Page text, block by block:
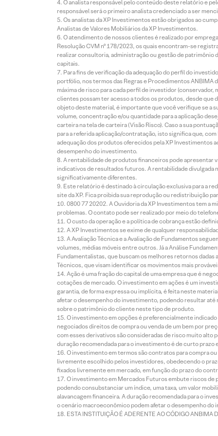
O analista responsável pelo conteúdo deste relatório e
responsável será o primeiro analista credenciado a ser
Os analistas da XP Investimentos estão obrigados ao
Analistas de Valores Mobiliários da XP Investimentos.
O atendimento de nossos clientes é realizado por
Resolução CVM nº 178/2023, os quais encontram-se
realizar consultoria, administração ou gestão de patrimônio
capitais.
Para fins de verificação da adequação do perfil do
portfólio, nos termos das Regras e Procedimentos
máxima de risco para cada perfil de investidor
clientes possam ter acesso a todos os produtos, desde que
objeto deste material, é importante que você verifique se a
volume, concentração e/ou quantidade para a aplicação
carteira na tela de carteira (Visão Risco). Caso a sua
para a referida aplicação/contratação, isto significa que,
adequação dos produtos oferecidos pela XP Investimentos
desempenho do investimento.
A rentabilidade de produtos financeiros pode apresentar
indicativos de resultados futuros. A rentabilidade divulgada
significativamente diferentes.
Este relatório é destinado à circulação exclusiva para a
site da XP. Fica proibida sua reprodução ou redistribuição
0800 77 20202. A Ouvidoria da XP Investimentos tem a
problemas. O contato pode ser realizado por meio do
O custo da operação e a política de cobrança estão
A XP Investimentos se exime de qualquer
A Avaliação Técnica e a Avaliação de Fundamentos
volumes, médias móveis entre outros. Já a Análise
Fundamentalistas, que buscam os melhores retornos
Técnicos, que visam identificar os movimentos mais
Ação é uma fração do capital de uma empresa que é
cotações de mercado. O investimento em ações é um
garantia, de forma expressa ou implícita, é feita neste
afetar o desempenho do investimento, podendo resultar
sobre o patrimônio do cliente neste tipo de produto.
O investimento em opções é preferencialmente
negociados direitos de compra ou venda de um bem por
com esses derivativos são consideradas de risco muito alto
duração recomendada para o investimento é de curto
O investimento em termos são contratos para compra
livremente escolhido pelos investidores, obedecendo o
fixados livremente em mercado, em função do prazo do
O investimento em Mercados Futuros embute riscos
podendo consubstanciar um índice, uma taxa, um valor
alavancagem financeira. A duração recomendada para o
o cenário macroeconômico podem afetar o desempenho do
ESTA INSTITUIÇÃO É ADERENTE AO CÓDIGO ANBIMA